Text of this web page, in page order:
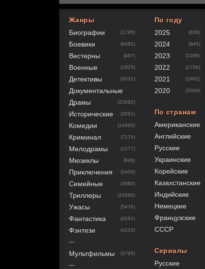
60
1 2 3 4
Жанры
Биографии
(1795)
Боевики (8481)
Вестерны (497)
Военные (1925)
Детективы (5031)
Документальные
Драмы
(23092)
Исторические (2061)
Комедии (14660)
Криминал (7174)
Мелодрамы (1277)
Мюзиклы (849)
Приключения (5409)
Семейные (3882)
Триллеры (10590)
Ужасы (5476)
Фантастика (4261)
Фэнтези (4233)
—
Мультфильмы (3768)
—
По году
2025
(836)
2024 (945)
2023 (1096)
2022 (1756)
2021 (1891)
2020 (3004)
По странам
Американские
Английские
Русские
Украинские
Корейские
Казахстанские
Индийские
Немецкие
Французские
СССР
Сериалы
Русские